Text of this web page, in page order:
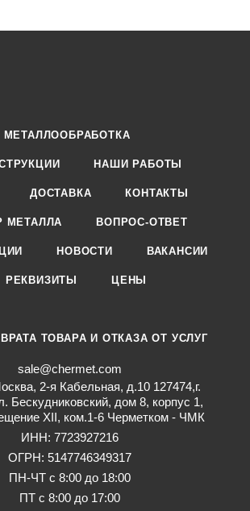
МЕТАЛЛООБРАБОТКА
НАШИ РАБОТЫ
ДОСТАВКА КОНТАКТЫ
МЕТАЛЛА ВОПРОС-ОТВЕТ
НОВОСТИ ВАКАНСИИ
РЕКВИЗИТЫ ЦЕНЫ
ТОВАРА И ОТКАЗА ОТ УСЛУГ
sale@chermet.com
2-я Кабельная, д.10 127474,г.
Бескудниковский, дом 8, корпус 1,
XII, ком.1-6 Черметком - ЧМК
ИНН: 7723927216
ОГРН: 5147746349317
ПН-ЧТ с 8:00 до 18:00
ПТ с 8:00 до 17:00